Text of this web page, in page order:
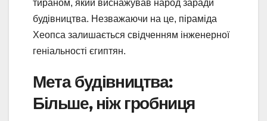
тираном, який виснажував народ заради
будівництва. Незважаючи на це, піраміда
Хеопса залишається свідченням інженерної
геніальності єгиптян.
Мета будівництва:
Більше, ніж гробниця